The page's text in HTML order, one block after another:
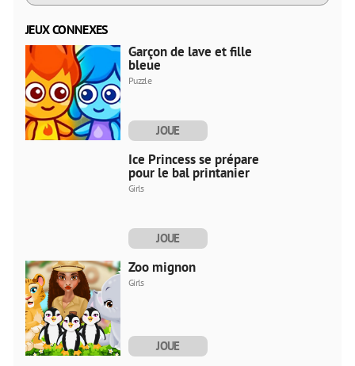
JEUX CONNEXES
Garçon de lave et fille
bleue
Puzzle
JOUE
Ice Princess se prépare
pour le bal printanier
Girls
JOUE
Zoo mignon
Girls
JOUE